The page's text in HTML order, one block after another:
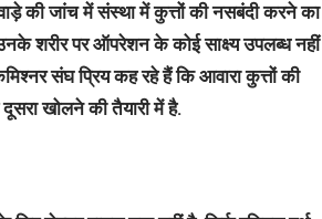
की जांच में संस्था में कुत्तों की नसबंदी करने का
शरीर पर ऑपरेशन के कोई साक्ष्य उपलब्ध नहीं
संघ प्रिय कह रहे हैं कि आवारा कुत्तों की
खोलने की तैयारी में है.